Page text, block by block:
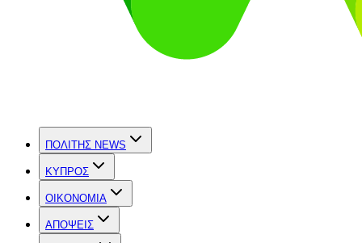
ΠΟΛΙΤΗΣ NEWS
ΚΥΠΡΟΣ
OIKONOMIA
ΑΠΟΨΕΙΣ